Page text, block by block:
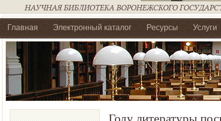
Главная Электронный каталог Ресурсы Услуги
Библиотеки регионального отделения Ассоциации
Году литературы